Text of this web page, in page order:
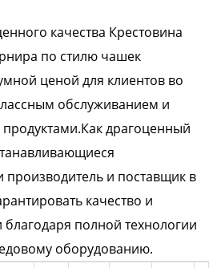
качества Крестовина
по стилю чашек
ценой для клиентов во
обслуживанием и
драгоценный
и поставщик в
качество и
полной технологии
оборудованию.